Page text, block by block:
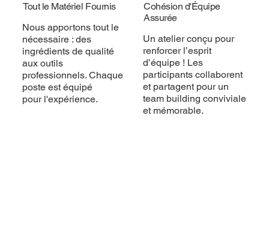
Tout le Matériel Fournis
Nous apportons tout le
nécessaire : des
ingrédients de qualité
aux outils
professionnels. Chaque
poste est équipé
pour l'expérience.
Cohésion d'Équipe
Assurée
Un atelier conçu pour
renforcer l’esprit
d’équipe ! Les
participants collaborent
et partagent pour un
team building conviviale
et mémorable.